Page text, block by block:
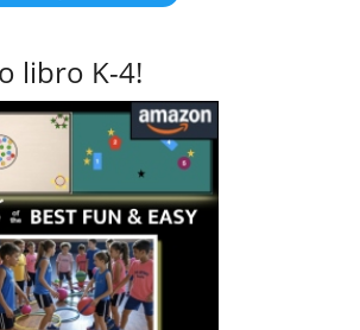
libro K-4!